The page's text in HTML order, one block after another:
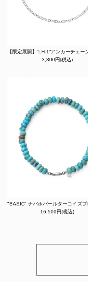
3,300円(税込)
16,500円(税込)